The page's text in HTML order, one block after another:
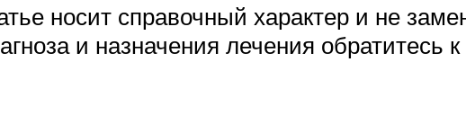
носит справочный характер и не
и назначения лечения обратитесь